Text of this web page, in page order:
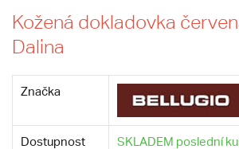
Kožená dokladovka
Dalina
Značka
Dostupnost SKLADEM poslední